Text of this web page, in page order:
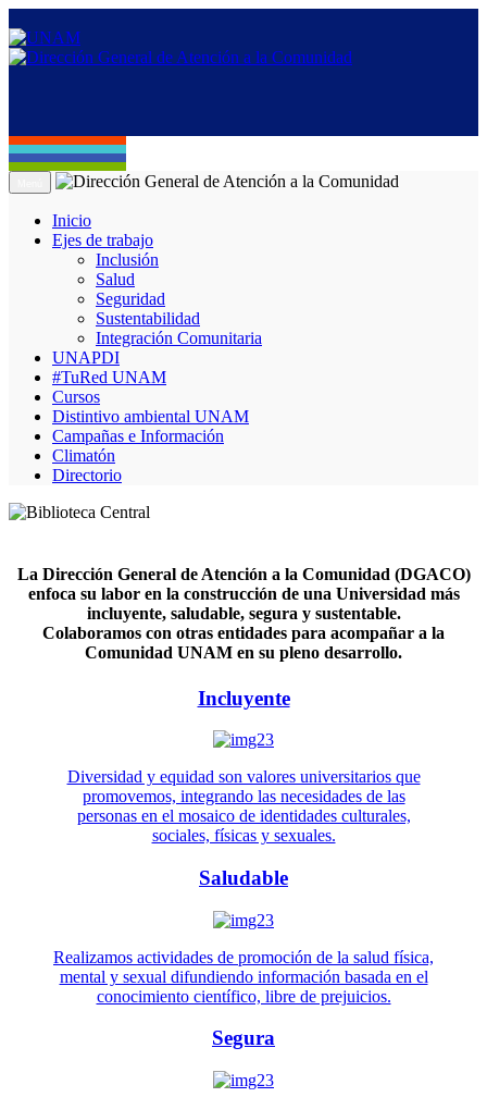
Inicio
Ejes de trabajo
Inclusión
Salud
Seguridad
Sustentabilidad
Integración Comunitaria
UNAPDI
#TuRed UNAM
Cursos
Distintivo ambiental UNAM
Campañas e Información
Climatón
Directorio
La Dirección General de Atención a la Comunidad (DGACO)
enfoca su labor en la construcción de una Universidad más
incluyente, saludable, segura y sustentable.
Colaboramos con otras entidades para acompañar a la
Comunidad UNAM en su pleno desarrollo.
Incluyente
Diversidad y equidad son valores universitarios que
promovemos, integrando las necesidades de las
personas en el mosaico de identidades culturales,
sociales, físicas y sexuales.
Saludable
Realizamos actividades de promoción de la salud física,
mental y sexual difundiendo información basada en el
conocimiento científico, libre de prejuicios.
Segura